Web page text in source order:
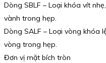
Dòng SBLF – Loại khóa vít
vành trong hẹp.
Dòng SALF – Loại vòng khóa
vòng trong hẹp.
Đơn vị mặt bích tròn